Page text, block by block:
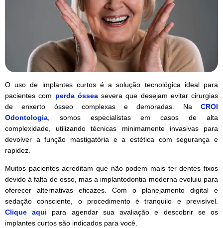
O uso de implantes curtos é a solução tecnológica ideal para
pacientes com perda ósseasevera que desejam evitar cirurgias
de enxerto ósseo complexas e demoradas. Na CROI
Odontologia, somos especialistas em casos de alta
complexidade, utilizando técnicas minimamente invasivas para
devolver a função mastigatória e a estética com segurança e
rapidez.
Muitos pacientes acreditam que não podem mais ter dentes fixos
devido à falta de osso, mas a implantodontia moderna evoluiu para
oferecer alternativas eficazes. Com o planejamento digital e
sedação consciente, o procedimento é tranquilo e previsível.
Clique aqui para agendar sua avaliação e descobrir se os
implantes curtos são indicados para você.